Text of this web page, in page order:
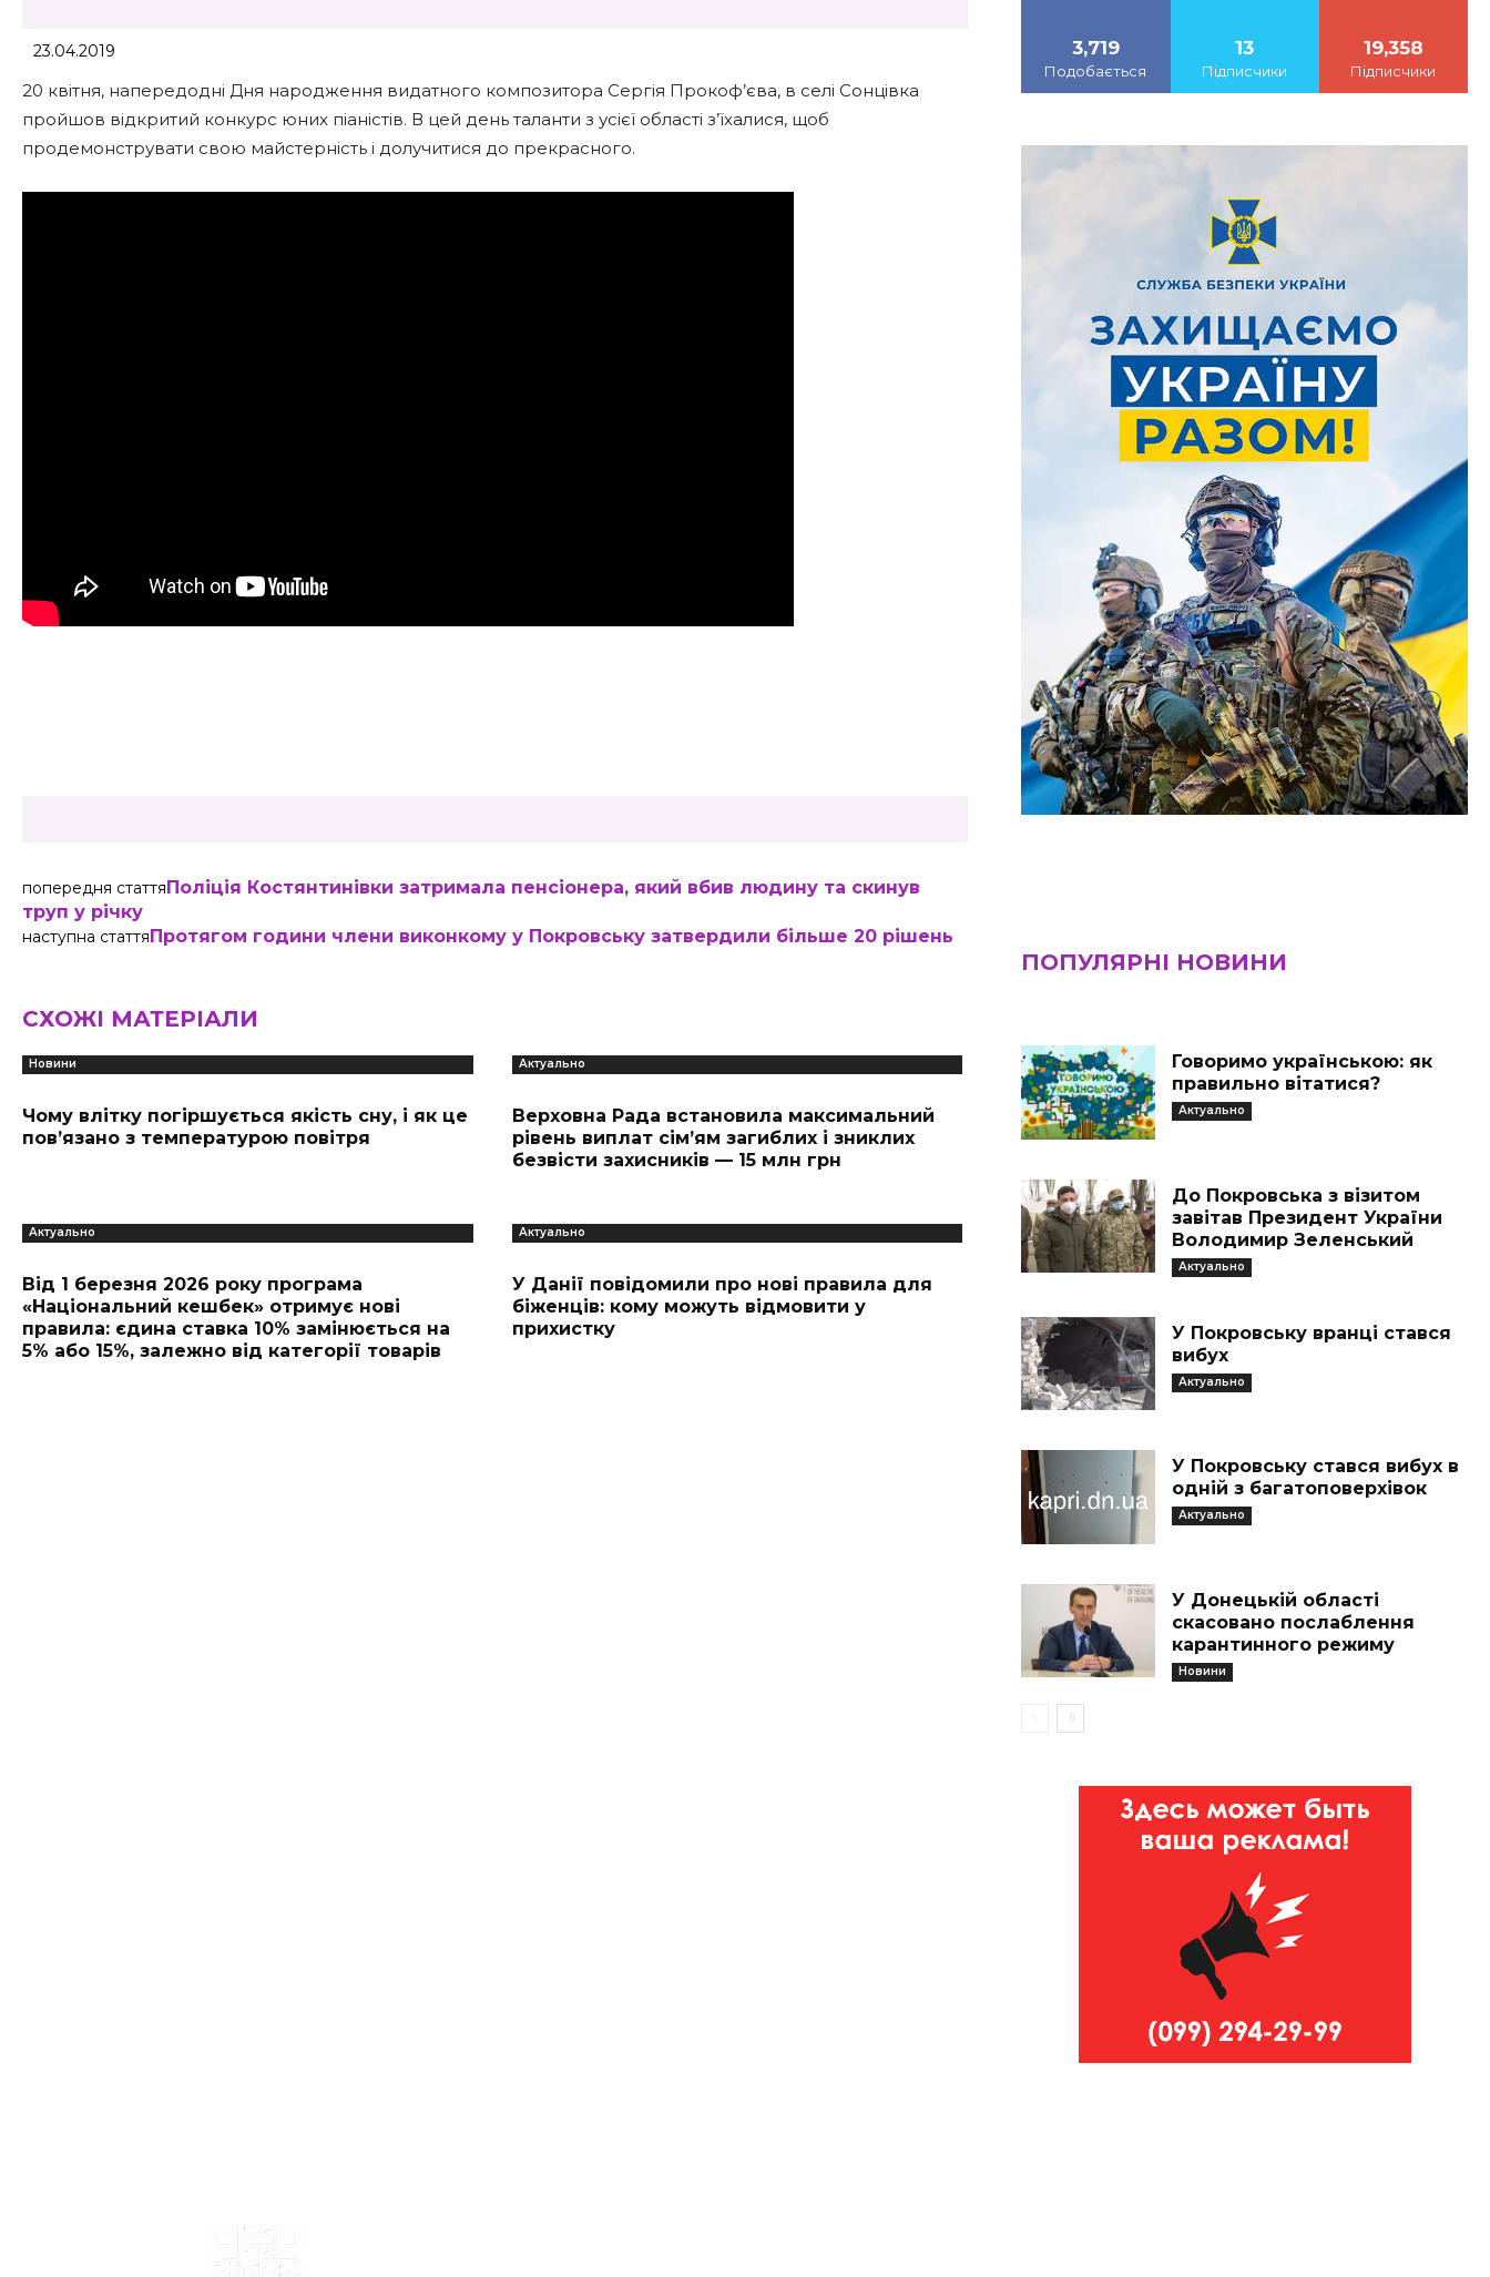
23.04.2019
20 квітня, напередодні Дня народження видатного композитора Сергія Прокоф’єва, в селі Сонцівка
пройшов відкритий конкурс юних піаністів. В цей день таланти з усієї області з’їхалися, щоб
продемонструвати свою майстерність і долучитися до прекрасного.
попередня статтяПоліція Костянтинівки затримала пенсіонера, який вбив людину та скинув
труп у річку
наступна статтяПротягом години члени виконкому у Покровську затвердили більше 20 рішень
СХОЖІ МАТЕРІАЛИ
Новини
Чому влітку погіршується якість сну, і як це
пов’язано з температурою повітря
Актуально
Верховна Рада встановила максимальний
рівень виплат сім’ям загиблих і зниклих
безвісти захисників — 15 млн грн
Актуально
Від 1 березня 2026 року програма
«Національний кешбек» отримує нові
правила: єдина ставка 10% замінюється на
5% або 15%, залежно від категорії товарів
Актуально
У Данії повідомили про нові правила для
біженців: кому можуть відмовити у
прихистку
3,719
Подобається
13
Підписчики
19,358
Підписчики
ПОПУЛЯРНІ НОВИНИ
Говоримо українською: як
правильно вітатися?
Актуально
До Покровська з візитом
завітав Президент України
Володимир Зеленський
Актуально
У Покровську вранці стався
вибух
Актуально
У Покровську стався вибух в
одній з багатоповерхівок
Актуально
У Донецькій області
скасовано послаблення
карантинного режиму
Новини